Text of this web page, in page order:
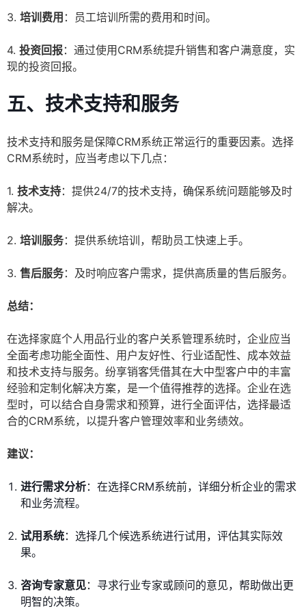
3. 培训费用 ：员工培训所需的费用和时间。
4. 投资回报：通过使用CRM系统提升销售和客户满意度，实
现的投资回报。
五、技术支持和服务
技术支持和服务是保障CRM系统正常运行的重要因素。选择
CRM系统时，应当考虑以下几点：
1. 技术支持：提供24/7的技术支持，确保系统问题能够及时
解决。
2. 培训服务：提供系统培训，帮助员工快速上手。
3. 售后服务：及时响应客户需求，提供高质量的售后服务。
总结：
在选择家庭个人用品行业的客户关系管理系统时，企业应当
全面考虑功能全面性、用户友好性、行业适配性、成本效益
和技术支持与服务。纷享销客凭借其在大中型客户中的丰富
经验和定制化解决方案，是一个值得推荐的选择。企业在选
型时，可以结合自身需求和预算，进行全面评估，选择最适
合的CRM系统，以提升客户管理效率和业务绩效。
建议：
进行需求分析：在选择CRM系统前，详细分析企业的需求
和业务流程。
试用系统：选择几个候选系统进行试用，评估其实际效
果。
咨询专家意见：寻求行业专家或顾问的意见，帮助做出更
明智的决策。